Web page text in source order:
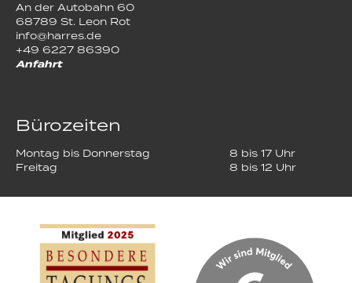
An der Autobahn 60
68789 St. Leon Rot
info@harres.de
+49 6227 86390
Anfahrt
Bürozeiten
Montag bis Donnerstag
8 bis 17 Uhr
Freitag
8 bis 12 Uhr